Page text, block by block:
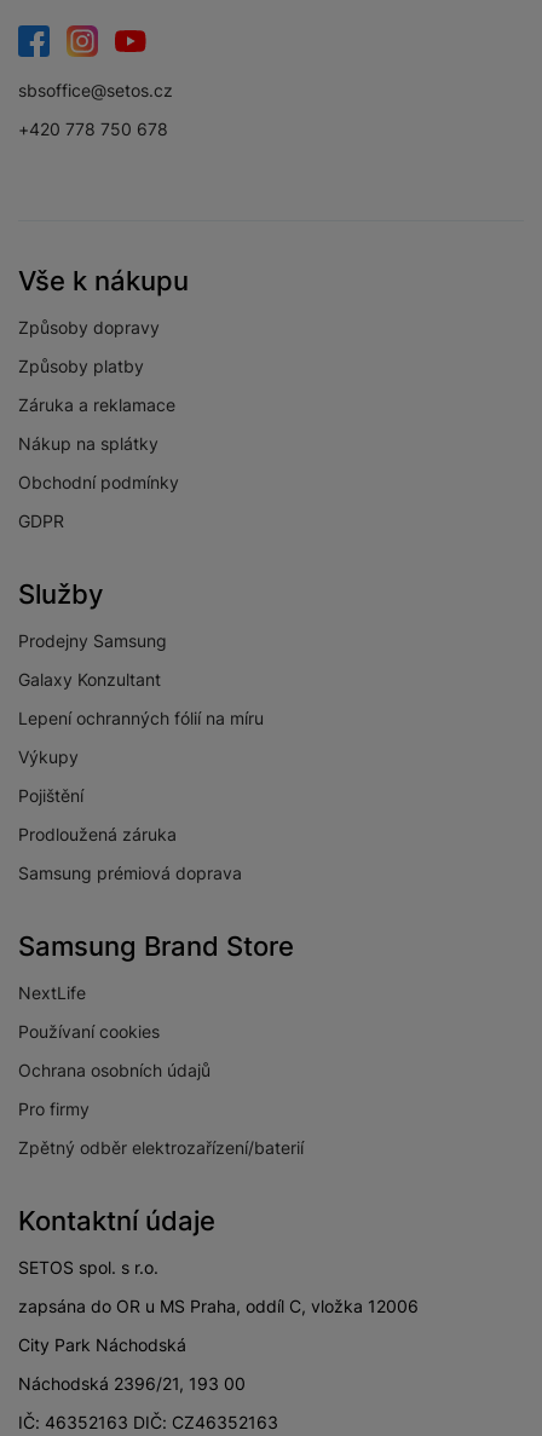
sbsoffice@setos.cz
+420 778 750 678
Vše k nákupu
Způsoby dopravy
Způsoby platby
Záruka a reklamace
Nákup na splátky
Obchodní podmínky
GDPR
Služby
Prodejny Samsung
Galaxy Konzultant
Lepení ochranných fólií na míru
Výkupy
Pojištění
Prodloužená záruka
Samsung prémiová doprava
Samsung Brand Store
NextLife
Používaní cookies
Ochrana osobních údajů
Pro firmy
Zpětný odběr elektrozařízení/baterií
Kontaktní údaje
SETOS spol. s r.o.
zapsána do OR u MS Praha, oddíl C, vložka 12006
City Park Náchodská
Náchodská 2396/21, 193 00
IČ: 46352163 DIČ: CZ46352163